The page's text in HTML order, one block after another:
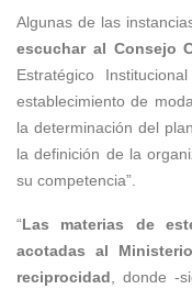
Algunas de las
escuchar al Consejo
Estratégico
establecimiento de
la determinación del
la definición de la
su competencia”.
“Las materias de
acotadas al
reciprocidad, donde -